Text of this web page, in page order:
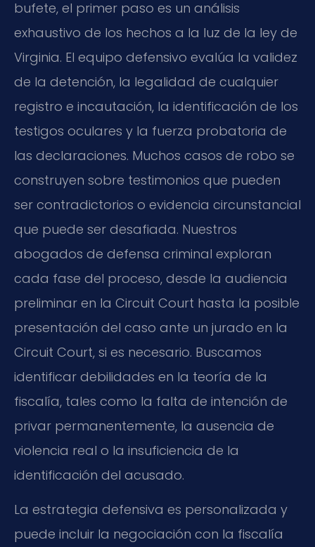
bufete, el primer paso es un análisis
exhaustivo de los hechos a la luz de la ley de
Virginia. El equipo defensivo evalúa la validez
de la detención, la legalidad de cualquier
registro e incautación, la identificación de los
testigos oculares y la fuerza probatoria de
las declaraciones. Muchos casos de robo se
construyen sobre testimonios que pueden
ser contradictorios o evidencia circunstancial
que puede ser desafiada. Nuestros
abogados de defensa criminal exploran
cada fase del proceso, desde la audiencia
preliminar en la Circuit Court hasta la posible
presentación del caso ante un jurado en la
Circuit Court, si es necesario. Buscamos
identificar debilidades en la teoría de la
fiscalía, tales como la falta de intención de
privar permanentemente, la ausencia de
violencia real o la insuficiencia de la
identificación del acusado.
La estrategia defensiva es personalizada y
puede incluir la negociación con la fiscalía